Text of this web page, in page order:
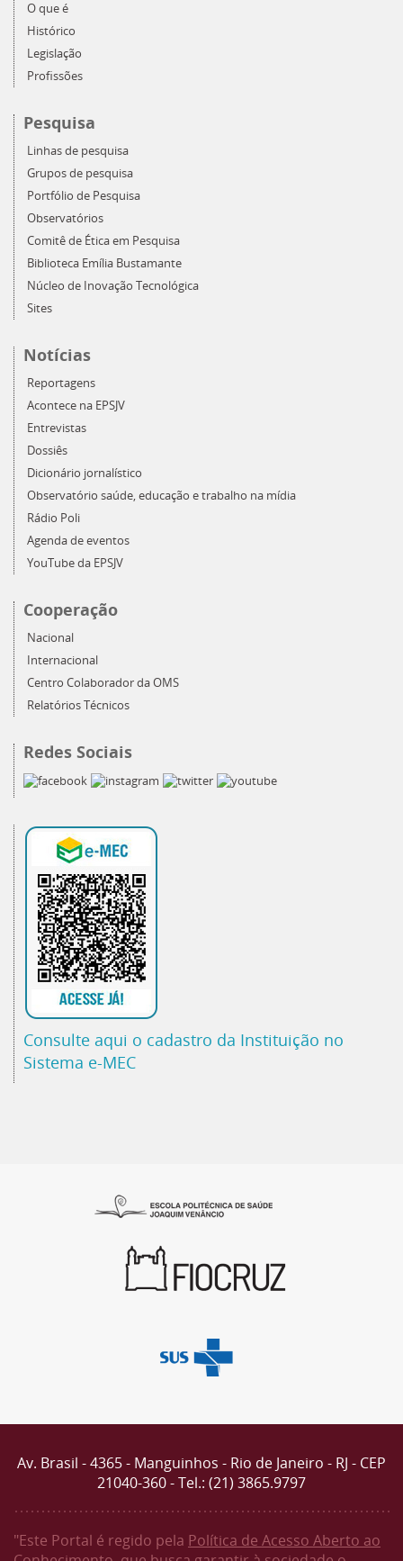
O que é
Histórico
Legislação
Profissões
Pesquisa
Linhas de pesquisa
Grupos de pesquisa
Portfólio de Pesquisa
Observatórios
Comitê de Ética em Pesquisa
Biblioteca Emília Bustamante
Núcleo de Inovação Tecnológica
Sites
Notícias
Reportagens
Acontece na EPSJV
Entrevistas
Dossiês
Dicionário jornalístico
Observatório saúde, educação e trabalho na mídia
Rádio Poli
Agenda de eventos
YouTube da EPSJV
Cooperação
Nacional
Internacional
Centro Colaborador da OMS
Relatórios Técnicos
Redes Sociais
Consulte aqui o cadastro da Instituição no
Sistema e-MEC
Av. Brasil - 4365 - Manguinhos - Rio de Janeiro - RJ - CEP
21040-360 - Tel.: (21) 3865.9797
"Este Portal é regido pela Política de Acesso Aberto ao